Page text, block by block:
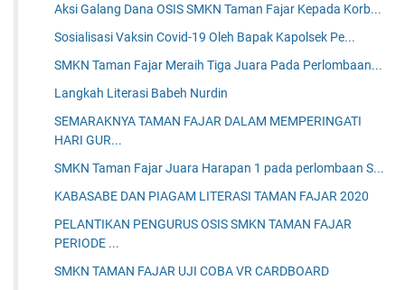
Aksi Galang Dana OSIS SMKN Taman Fajar Kepada Korb...
Sosialisasi Vaksin Covid-19 Oleh Bapak Kapolsek Pe...
SMKN Taman Fajar Meraih Tiga Juara Pada Perlombaan...
Langkah Literasi Babeh Nurdin
SEMARAKNYA TAMAN FAJAR DALAM MEMPERINGATI
HARI GUR...
SMKN Taman Fajar Juara Harapan 1 pada perlombaan S...
KABASABE DAN PIAGAM LITERASI TAMAN FAJAR 2020
PELANTIKAN PENGURUS OSIS SMKN TAMAN FAJAR
PERIODE ...
SMKN TAMAN FAJAR UJI COBA VR CARDBOARD